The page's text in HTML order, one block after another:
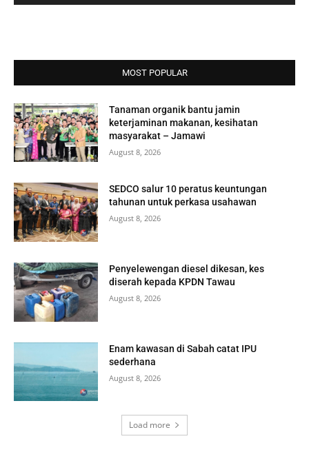
MOST POPULAR
Tanaman organik bantu jamin
keterjaminan makanan, kesihatan
masyarakat – Jamawi
August 8, 2026
SEDCO salur 10 peratus keuntungan
tahunan untuk perkasa usahawan
August 8, 2026
Penyelewengan diesel dikesan, kes
diserah kepada KPDN Tawau
August 8, 2026
Enam kawasan di Sabah catat IPU
sederhana
August 8, 2026
Load more